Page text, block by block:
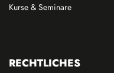
Kurse & Seminare
RECHTLICHES